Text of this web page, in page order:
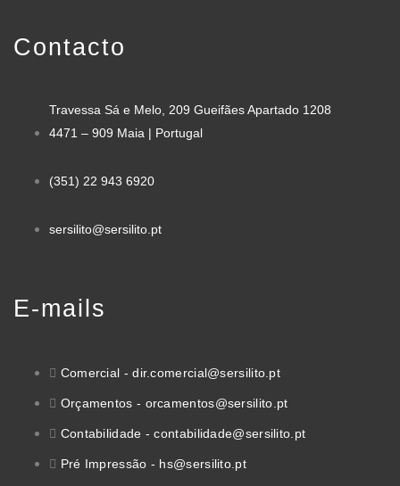
Contacto
Travessa Sá e Melo, 209 Gueifães Apartado 1208
4471 – 909 Maia | Portugal
(351) 22 943 6920
sersilito@sersilito.pt
E-mails
Comercial - dir.comercial@sersilito.pt
Orçamentos - orcamentos@sersilito.pt
Contabilidade - contabilidade@sersilito.pt
Pré Impressão - hs@sersilito.pt